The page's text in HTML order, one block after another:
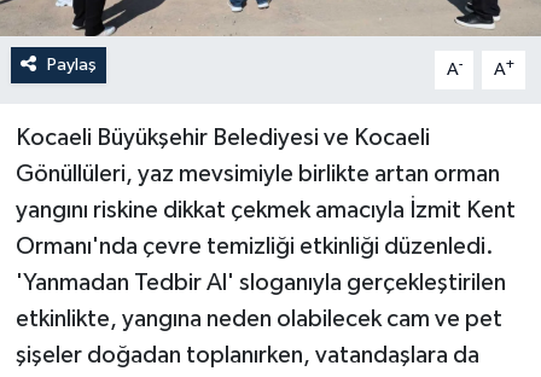
Paylaş A- A+
Kocaeli Büyükşehir Belediyesi ve Kocaeli
Gönüllüleri, yaz mevsimiyle birlikte artan orman
yangını riskine dikkat çekmek amacıyla İzmit Kent
Ormanı'nda çevre temizliği etkinliği düzenledi.
'Yanmadan Tedbir Al' sloganıyla gerçekleştirilen
etkinlikte, yangına neden olabilecek cam ve pet
şişeler doğadan toplanırken, vatandaşlara da